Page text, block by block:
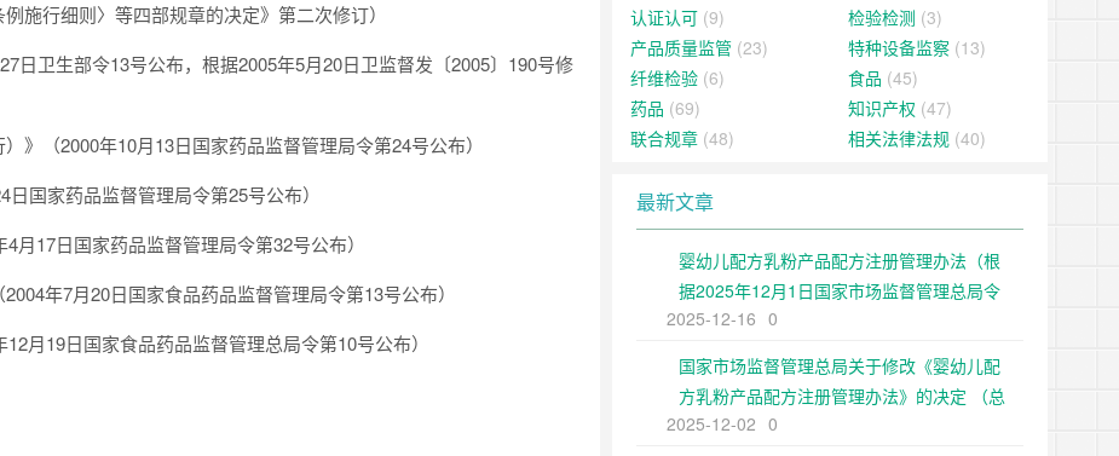
施行细则〉等四部规章的决定》第二次修订）
日卫生部令13号公布，根据2005年5月20日卫监督发〔2005〕190号修
》（2000年10月13日国家药品监督管理局令第24号公布）
国家药品监督管理局令第25号公布）
17日国家药品监督管理局令第32号公布）
年7月20日国家食品药品监督管理局令第13号公布）
月19日国家食品药品监督管理总局令第10号公布）
认证认可 (9) 检验检测 (3)
产品质量监管 (23) 特种设备监察 (13)
纤维检验 (6) 食品 (45)
药品 (69) 知识产权 (47)
联合规章 (48) 相关法律法规 (40)
最新文章
婴幼儿配方乳粉产品配方注册管理办法（根
据2025年12月1日国家市场监督管理总局令
第109号修正）
2025-12-16 0
国家市场监督管理总局关于修改《婴幼儿配
方乳粉产品配方注册管理办法》的决定 （总
局令第109号公布 自公布之日起施行）
2025-12-02 0